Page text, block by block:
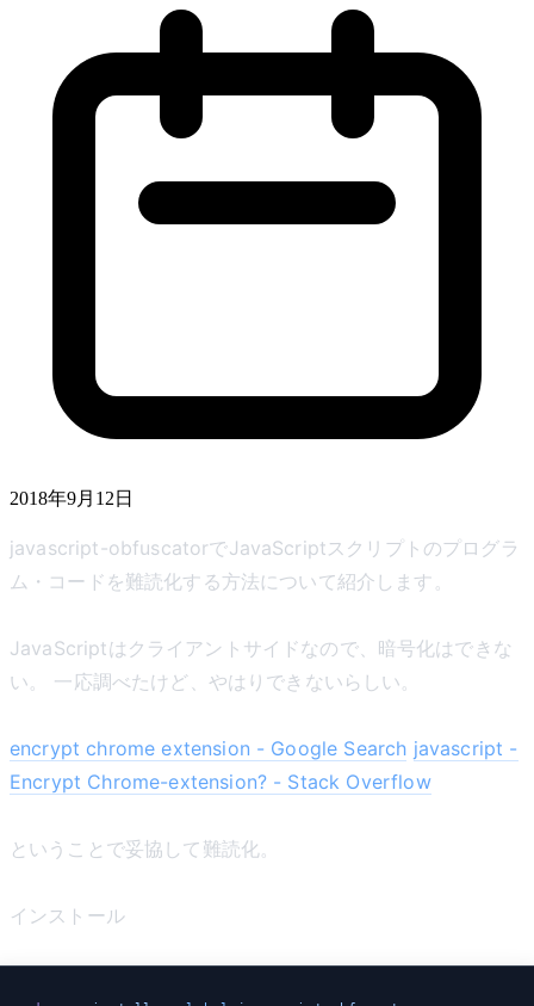
2018年9月12日
javascript-obfuscatorでJavaScriptスクリプトのプログラ
ム・コードを難読化する方法について紹介します。
JavaScriptはクライアントサイドなので、暗号化はできな
い。 一応調べたけど、やはりできないらしい。
encrypt chrome extension - Google Search javascript -
Encrypt Chrome-extension? - Stack Overflow
ということで妥協して難読化。
インストール